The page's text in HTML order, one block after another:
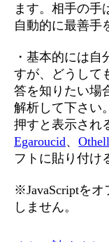
ます。相手の手
自動的に最善手
・基本的には
すが、どうして
答を知りたい場
解析して下さい。
押すと表示され
Egaroucid、
フトに貼り付け
※JavaScriptを
しません。